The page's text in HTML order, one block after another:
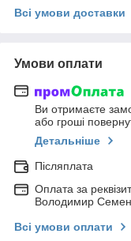
Всі умови доставки
Умови оплати
Ви отримаєте
або гроші
Детальніше
Післяплата
Оплата за
Володимир
Всі умови оплати